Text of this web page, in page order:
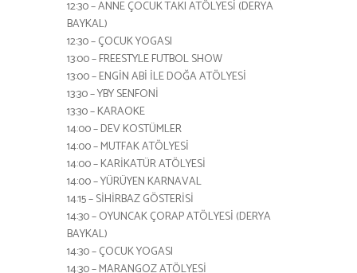
12:30 – ANNE ÇOCUK TAKI ATÖLYESİ (DERYA
BAYKAL)
12:30 – ÇOCUK YOGASI
13:00 – FREESTYLE FUTBOL SHOW
13:00 – ENGİN ABİ İLE DOĞA ATÖLYESİ
13:30 – YBY SENFONİ
13:30 – KARAOKE
14:00 – DEV KOSTÜMLER
14:00 – MUTFAK ATÖLYESİ
14:00 – KARİKATÜR ATÖLYESİ
14:00 – YÜRÜYEN KARNAVAL
14:15 – SİHİRBAZ GÖSTERİSİ
14:30 – OYUNCAK ÇORAP ATÖLYESİ (DERYA
BAYKAL)
14:30 – ÇOCUK YOGASI
14:30 – MARANGOZ ATÖLYESİ